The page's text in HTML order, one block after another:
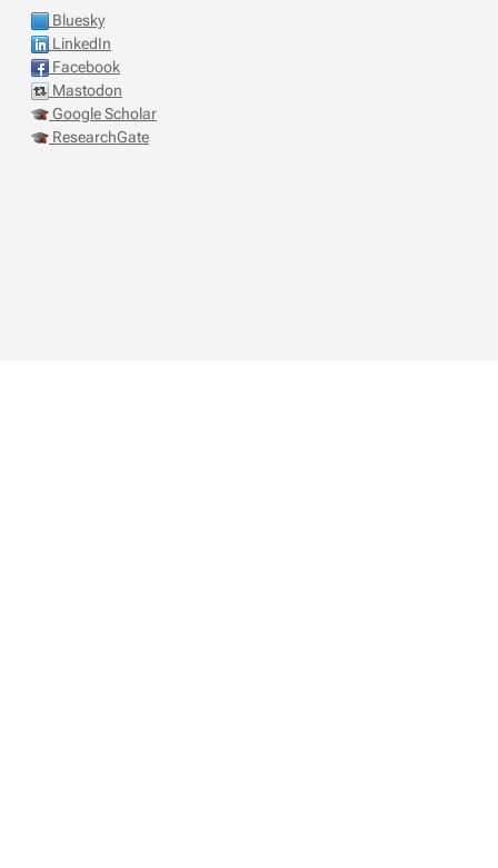
Bluesky
LinkedIn
Facebook
Mastodon
Google Scholar
ResearchGate